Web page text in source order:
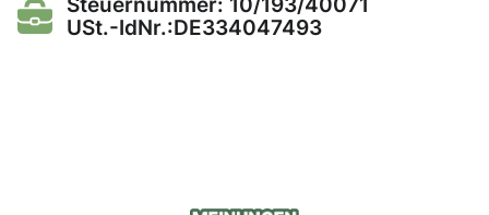
USt.-IdNr.:DE334047493